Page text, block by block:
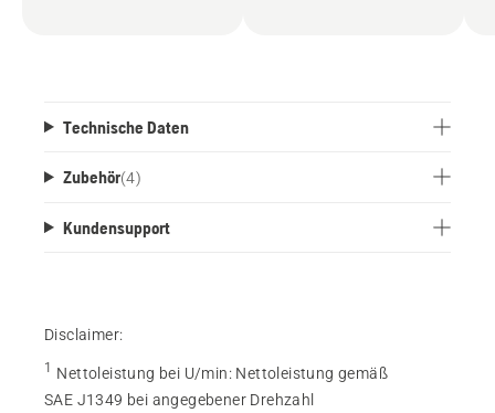
Technische Daten
Zubehör(4)
Kundensupport
Disclaimer:
1 Nettoleistung bei U/min: Nettoleistung gemäß
SAE J1349 bei angegebener Drehzahl